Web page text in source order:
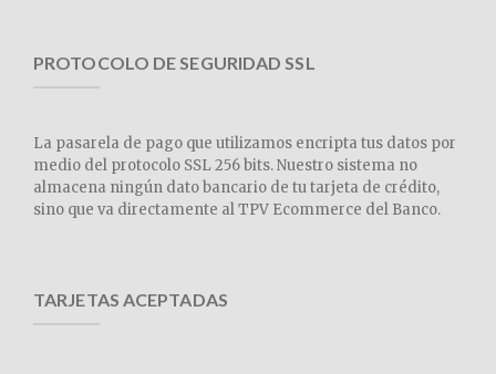
PROTOCOLO DE SEGURIDAD SSL
La pasarela de pago que utilizamos encripta tus datos por
medio del protocolo SSL 256 bits. Nuestro sistema no
almacena ningún dato bancario de tu tarjeta de crédito,
sino que va directamente al TPV Ecommerce del Banco.
TARJETAS ACEPTADAS